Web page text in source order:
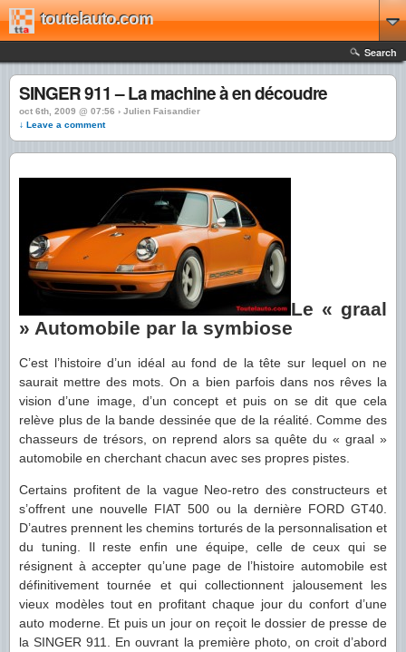
toutelauto.com
Search
SINGER 911 – La machine à en découdre
oct 6th, 2009 @ 07:56 › Julien Faisandier
↓ Leave a comment
Le « graal
» Automobile par la symbiose
C’est l’histoire d’un idéal au fond de la tête sur lequel on ne
saurait mettre des mots. On a bien parfois dans nos rêves la
vision d’une image, d’un concept et puis on se dit que cela
relève plus de la bande dessinée que de la réalité. Comme des
chasseurs de trésors, on reprend alors sa quête du « graal »
automobile en cherchant chacun avec ses propres pistes.
Certains profitent de la vague Neo-retro des constructeurs et
s’offrent une nouvelle FIAT 500 ou la dernière FORD GT40.
D’autres prennent les chemins torturés de la personnalisation et
du tuning. Il reste enfin une équipe, celle de ceux qui se
résignent à accepter qu’une page de l’histoire automobile est
définitivement tournée et qui collectionnent jalousement les
vieux modèles tout en profitant chaque jour du confort d’une
auto moderne. Et puis un jour on reçoit le dossier de presse de
la SINGER 911. En ouvrant la première photo, on croit d’abord